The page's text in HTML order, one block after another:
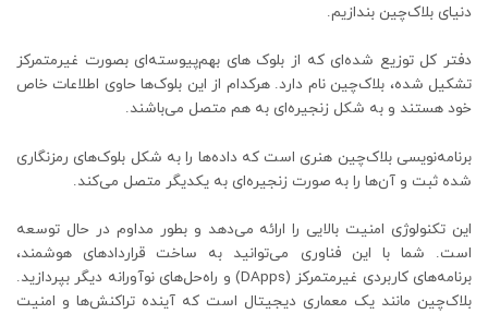
دنیای بلاک‌چین بندازیم.
دفتر کل توزیع شده‌ای که از بلوک های بهم‌پیوسته‌ای بصورت غیر‌متمرکز
تشکیل شده، بلاک‌چین نام دارد. هرکدام از این بلوک‌ها حاوی اطلاعات خاص
خود هستند و به شکل زنجیره‌ای به هم متصل می‌باشند.
برنامه‌نویسی بلاک‌چین هنری است که داده‌ها را به شکل بلوک‌های رمزنگاری
شده ثبت و آن‌ها را به صورت زنجیره‌ای به یکدیگر متصل می‌کند.
این تکنولوژی امنیت بالایی را ارائه می‌دهد و بطور مداوم در حال توسعه
است. شما با این فناوری می‌توانید به ساخت قراردادهای هوشمند،
برنامه‌های کاربردی غیرمتمرکز (DApps) و راه‌حل‌های نوآورانه دیگر بپردازید.
بلاک‌چین مانند یک معماری دیجیتال است که آینده تراکنش‌ها و امنیت